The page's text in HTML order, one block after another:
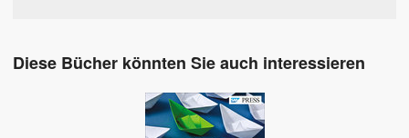
Diese Bücher könnten Sie auch interessieren